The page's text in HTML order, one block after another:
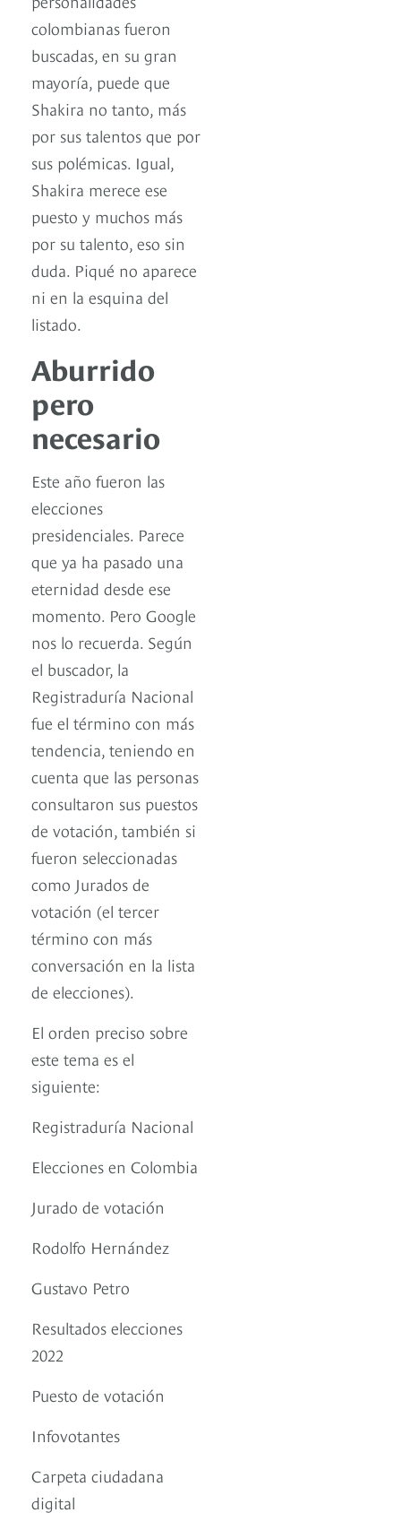
colombianas fueron
buscadas, en su gran
mayoría, puede que
Shakira no tanto, más
por sus talentos que por
sus polémicas. Igual,
Shakira merece ese
puesto y muchos más
por su talento, eso sin
duda. Piqué no aparece
ni en la esquina del
listado.
Aburrido
pero
necesario
Este año fueron las
elecciones
presidenciales. Parece
que ya ha pasado una
eternidad desde ese
momento. Pero Google
nos lo recuerda. Según
el buscador, la
Registraduría Nacional
fue el término con más
tendencia, teniendo en
cuenta que las personas
consultaron sus puestos
de votación, también si
fueron seleccionadas
como Jurados de
votación (el tercer
término con más
conversación en la lista
de elecciones).
El orden preciso sobre
este tema es el
siguiente:
Registraduría Nacional
Elecciones en Colombia
Jurado de votación
Rodolfo Hernández
Gustavo Petro
Resultados elecciones
2022
Puesto de votación
Infovotantes
Carpeta ciudadana
digital